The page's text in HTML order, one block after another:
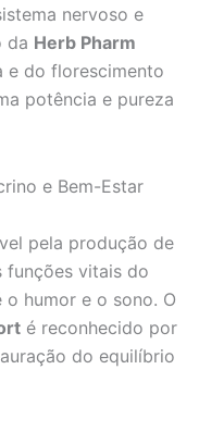
nervoso e
da Herb Pharm
e do florescimento
potência e pureza
e Bem-Estar
pela produção de
funções vitais do
humor e o sono. O
é reconhecido por
do equilíbrio